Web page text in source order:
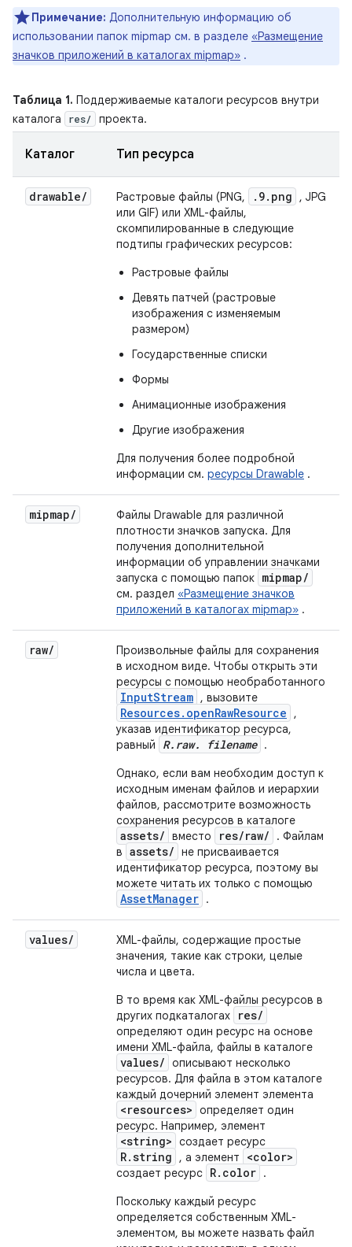
Примечание: Дополнительную информацию об
использовании папок mipmap см. в разделе «Размещение
значков приложений в каталогах mipmap» .
Таблица 1. Поддерживаемые каталоги ресурсов внутри
каталога
res/ проекта.
Каталог Тип ресурса
drawable/ Растровые файлы (PNG, .9.png
, JPG
или GIF) или XML-файлы,
скомпилированные в следующие
подтипы графических ресурсов:
Растровые файлы
Девять патчей (растровые
изображения с изменяемым
размером)
Государственные списки
Формы
Анимационные изображения
Другие изображения
Для получения более подробной
информации см. ресурсы Drawable .
mipmap/
Файлы Drawable для различной
плотности значков запуска. Для
получения дополнительной
информации об управлении значками
запуска с помощью папок mipmap/
см. раздел «Размещение значков
приложений в каталогах mipmap» .
raw/
Произвольные файлы для сохранения
в исходном виде. Чтобы открыть эти
ресурсы с помощью необработанного
InputStream , вызовите
Resources.openRawResource
,
указав идентификатор ресурса,
равный
R.raw. filename .
Однако, если вам необходим доступ к
исходным именам файлов и иерархии
файлов, рассмотрите возможность
сохранения ресурсов в каталоге
assets/ вместо res/raw/
. Файлам
в assets/ не присваивается
идентификатор ресурса, поэтому вы
можете читать их только с помощью
AssetManager .
values/
XML-файлы, содержащие простые
значения, такие как строки, целые
числа и цвета.
В то время как XML-файлы ресурсов в
других подкаталогах
res/
определяют один ресурс на основе
имени XML-файла, файлы в каталоге
values/ описывают несколько
ресурсов. Для файла в этом каталоге
каждый дочерний элемент элемента
<resources> определяет один
ресурс. Например, элемент
<string> создает ресурс
R.string , а элемент <color>
создает ресурс R.color .
Поскольку каждый ресурс
определяется собственным XML-
элементом, вы можете назвать файл